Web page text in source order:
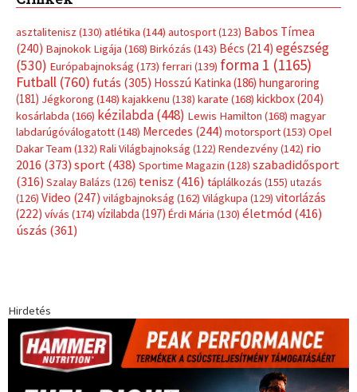
asztalitenisz (130) atlétika (144) autosport(123) Babos Tímea
(240) Bajnokok Ligája (168) Birkózás (143) Bécs (214) egészség
(530) Európabajnokság (173) ferrari (139) forma 1 (1165)
Futball (760) futás (305) Hosszú Katinka (186) hungaroring
(181) Jégkorong (148) kajakkenu (138) karate (168) kickbox(204)
kosárlabda (166) kézilabda(448) Lewis Hamilton (168) magyar
labdarúgóválogatott(148) Mercedes (244) motorsport(153) Opel
Dakar Team (132) Rali Világbajnokság (122) Rendezvény(142) rio
2016 (373) sport(438) Sportime Magazin (128) szabadidősport
(316) Szalay Balázs (126) tenisz (416) táplálkozás (155) utazás
(126) Video (247) világbajnokság (162) Világkupa (129) vitorlázás
(222) vívás (174) vízilabda (197) Érdi Mária (130) életmód(416)
úszás (361)
Hirdetés